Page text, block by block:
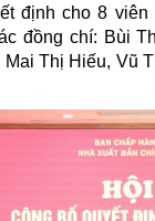
định cho 8
đồng chí: Bùi
Thị Hiếu, Vũ